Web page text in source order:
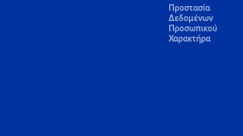
Προστασία
Δεδομένων
Προσωπικού
Χαρακτήρα